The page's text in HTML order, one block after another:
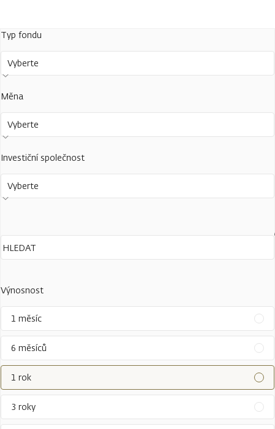
Typ fondu
Vyberte
Měna
Vyberte
Investiční společnost
Vyberte
Výnosnost
1 měsíc
6 měsíců
1 rok
3 roky